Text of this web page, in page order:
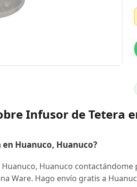
Infusor de Tetera
Huanuco, Huanuco?
Huanuco contactándome
Ware. Hago envío gratis a